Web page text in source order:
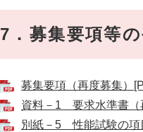
7．募集要項等
募集要項（再度募集）
資料－1 要求水準書（
別紙－5 性能試験の項